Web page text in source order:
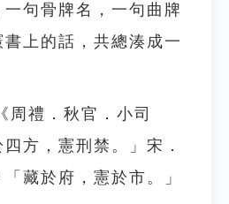
句骨牌名，一句曲牌
上的話，共總湊成一
禮．秋官．小司
方，憲刑禁。」宋．
藏於府，憲於市。」